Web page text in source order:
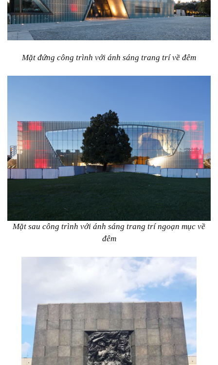
Mặt đứng công trình với ánh sáng trang trí về đêm
Mặt sau công trình với ánh sáng trang trí ngoạn mục về
đêm